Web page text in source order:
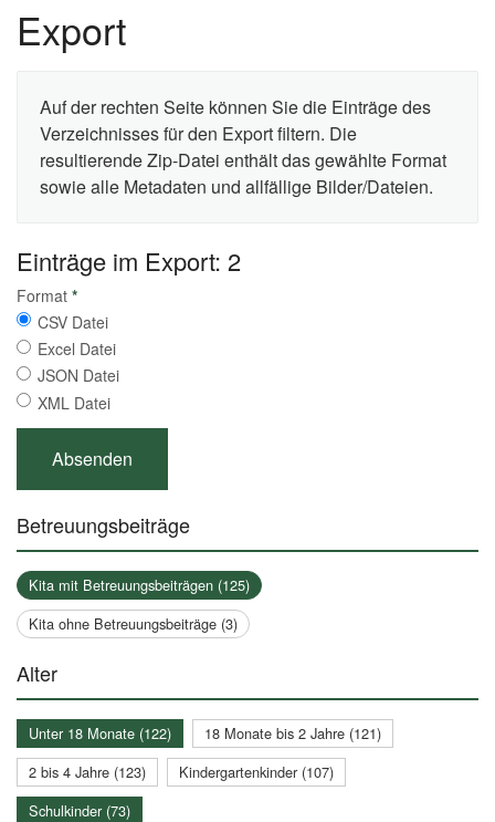
Export
Auf der rechten Seite können Sie die Einträge des
Verzeichnisses für den Export filtern. Die
resultierende Zip-Datei enthält das gewählte Format
sowie alle Metadaten und allfällige Bilder/Dateien.
Einträge im Export: 2
Format *
CSV Datei
Excel Datei
JSON Datei
XML Datei
Betreuungsbeiträge
Kita mit Betreuungsbeiträgen (125)
Kita ohne Betreuungsbeiträge (3)
Alter
Unter 18 Monate (122)
18 Monate bis 2 Jahre (121)
2 bis 4 Jahre (123)
Kindergartenkinder (107)
Schulkinder (73)